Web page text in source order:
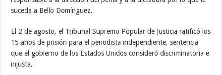
suceda a Bello Domínguez.
El 2 de agosto, el Tribunal Supremo Popular de Justicia ratificó los
15 años de prisión para el periodista independiente, sentencia
que el gobierno de los Estados Unidos consideró discriminatoria e
injusta.